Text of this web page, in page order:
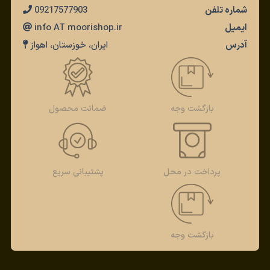
شماره تلفن
09217577903
ایمیل
info AT moorishop.ir
آدرس
ایران، خوزستان، اهواز
بازگشت وجه ضمانت محصول
پرداخت در محل پشتیبانی سریع
بازگشت وجه